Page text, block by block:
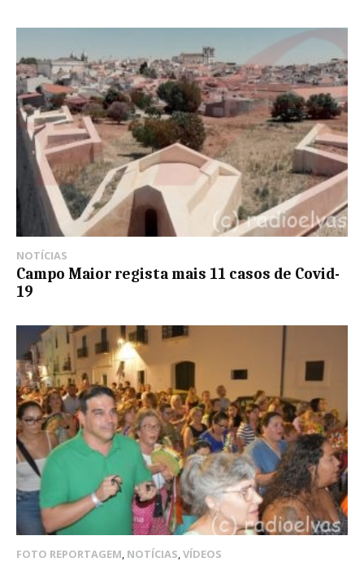
NOTÍCIAS
Campo Maior regista mais 11 casos de Covid-
19
FOTO REPORTAGEM NOTÍCIAS VÍDEOS